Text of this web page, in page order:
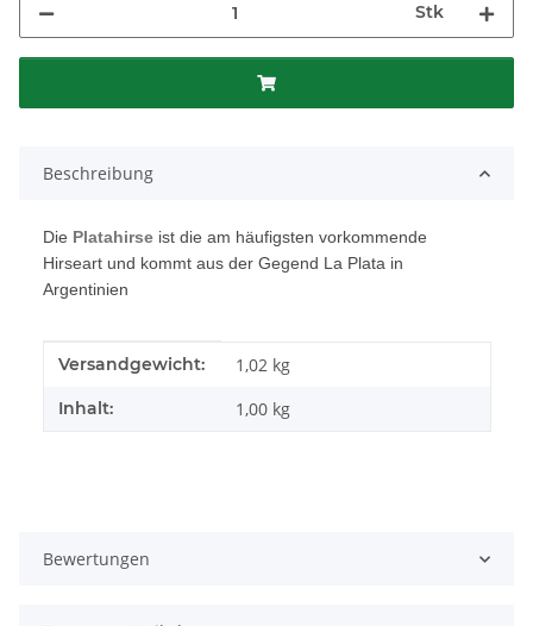
Stk
Beschreibung
Die Platahirse ist die am häufigsten vorkommende
Hirseart und kommt aus der Gegend La Plata in
Argentinien
Produkteigenschaft
Wert
Versandgewicht: 1,02 kg
Inhalt: 1,00 kg
Bewertungen